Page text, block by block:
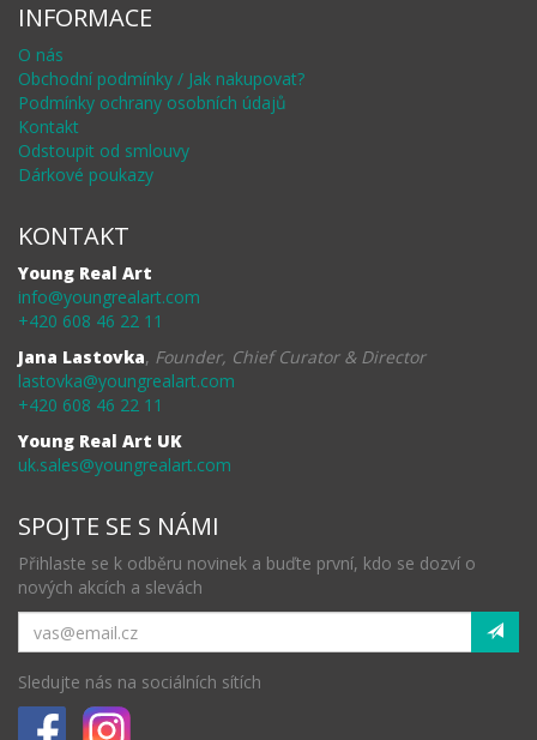
INFORMACE
O nás
Obchodní podmínky / Jak nakupovat?
Podmínky ochrany osobních údajů
Kontakt
Odstoupit od smlouvy
Dárkové poukazy
KONTAKT
Young Real Art
info@youngrealart.com
+420 608 46 22 11
Jana Lastovka, Founder, Chief Curator & Director
lastovka@youngrealart.com
+420 608 46 22 11
Young Real Art UK
uk.sales@youngrealart.com
SPOJTE SE S NÁMI
Přihlaste se k odběru novinek a buďte první, kdo se dozví o
nových akcích a slevách
Sledujte nás na sociálních sítích